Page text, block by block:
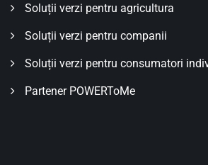
Soluții verzi pentru agricultura
Soluții verzi pentru companii
Soluții verzi pentru consumatori
Partener POWERToMe